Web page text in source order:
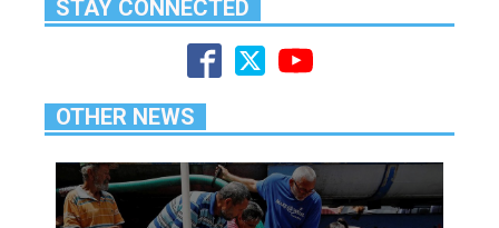
STAY CONNECTED
OTHER NEWS